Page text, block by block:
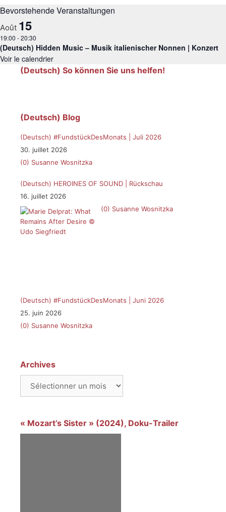
Bevorstehende Veranstaltungen
Août 15
19:00 -20:30
(Deutsch) Hidden Music – Musik italienischer Nonnen | Konzert
Voir le calendrier
(Deutsch) So können Sie uns helfen!
(Deutsch) Blog
(Deutsch) #FundstückDesMonats | Juli 2026
30. juillet 2026
(0) Susanne Wosnitzka
(Deutsch) HEROINES OF SOUND | Rückschau
16. juillet 2026
(0) Susanne Wosnitzka
(Deutsch) #FundstückDesMonats | Juni 2026
25. juin 2026
(0) Susanne Wosnitzka
Archives
« Mozart’s Sister » (2024), Doku-Trailer